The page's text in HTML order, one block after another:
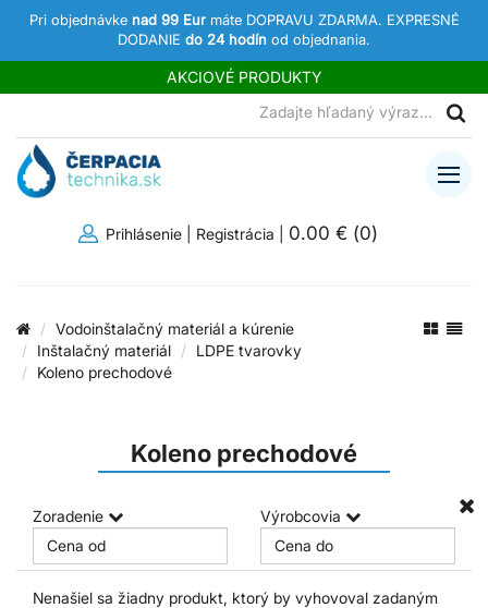
Pri objednávke nad 99 Eur máte DOPRAVU ZDARMA. EXPRESNÉ
DODANIE do 24 hodín od objednania.
AKCIOVÉ PRODUKTY
Prihlásenie Registrácia 0.00 € (0)
Vodoinštalačný materiál a kúrenie
Inštalačný materiál
LDPE tvarovky
Koleno prechodové
Koleno prechodové
Zoradenie Výrobcovia
Nenašiel sa žiadny produkt, ktorý by vyhovoval zadaným